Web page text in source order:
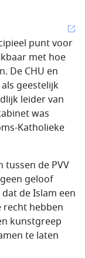
punt voor
met hoe
De CHU en
geestelijk
leider van
was
Katholieke
tussen de PVV
geloof
de Islam een
recht hebben
kunstgreep
te laten